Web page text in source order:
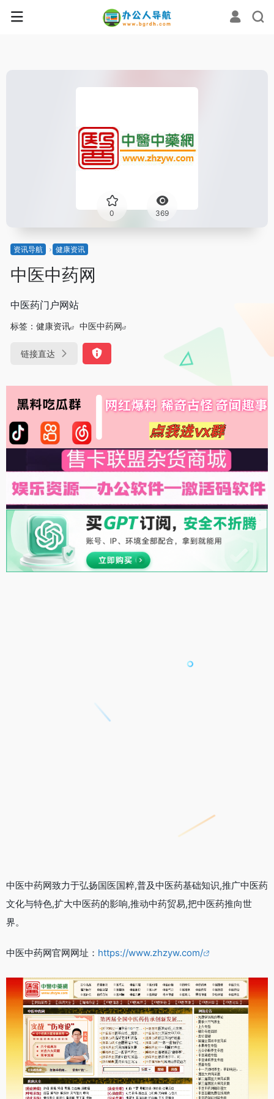
0 369
资讯导航 健康资讯
中医中药网
中医药门户网站
标签： 健康资讯 中医中药网
链接直达
中医中药网致力于弘扬国医国粹,普及中医药基础知识,推广中医药
文化与特色,扩大中医药的影响,推动中药贸易,把中医药推向世
界。
中医中药网官网网址： https://www.zhzyw.com/